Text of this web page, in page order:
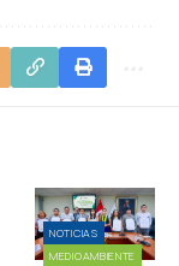
NOTICIAS
MEDIOAMBIENTE